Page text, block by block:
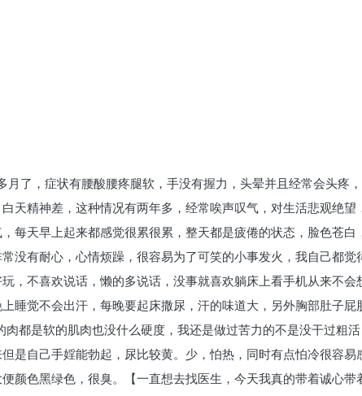
了，症状有腰酸腰疼腿软，手没有握力，头晕并且经常会头疼
天精神差，这种情况有两年多，经常唉声叹气，对生活悲观绝望
每天早上起来都感觉很累很累，整天都是疲倦的状态，脸色苍白
没有耐心，心情烦躁，很容易为了可笑的小事发火，我自己都觉
，不喜欢说话，懒的多说话，没事就喜欢躺床上看手机从来不会
睡觉不会出汗，每晚要起床撒尿，汗的味道大，另外胸部肚子屁
都是软的肌肉也没什么硬度，我还是做过苦力的不是没干过粗
是自己手婬能勃起，尿比较黄。少，怕热，同时有点怕冷很容易
色黑绿色，很臭。【一直想去找医生，今天我真的带着诚心带